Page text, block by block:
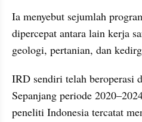
Ia menyebut sejumlah
dipercepat antara lain kerja
geologi, pertanian, dan
IRD sendiri telah beroperasi
Sepanjang periode
peneliti Indonesia tercatat